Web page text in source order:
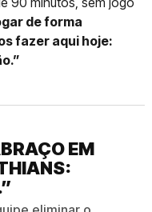
de forma
fazer aqui hoje:
EM